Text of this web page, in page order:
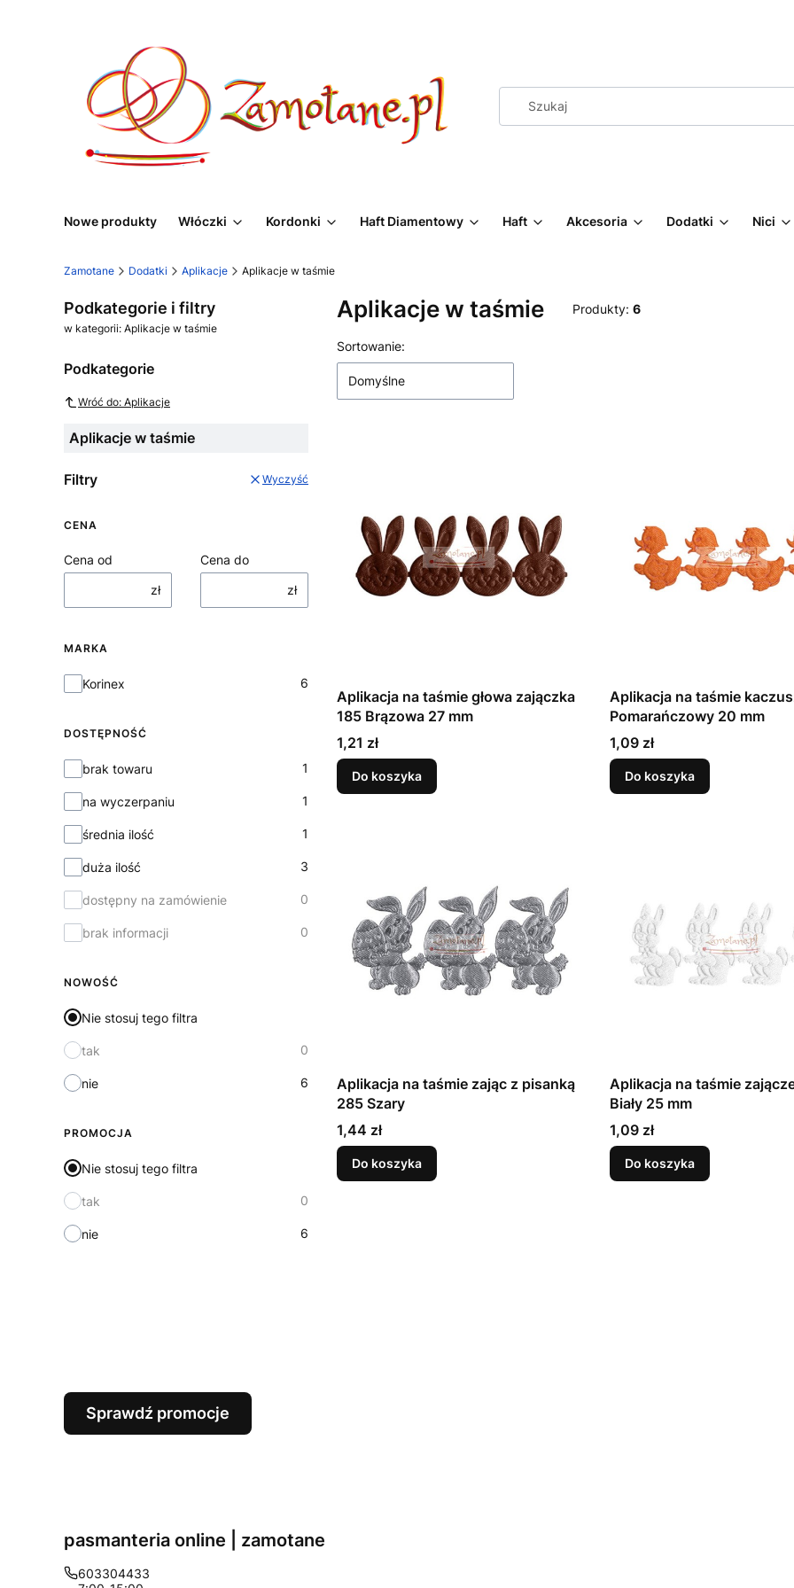
Nowe produkty Włóczki Kordonki Haft Diamentowy Haft Akcesoria Dodatki Nici
Zamotane Dodatki Aplikacje Aplikacje w taśmie
Podkategorie i filtry
w kategorii: Aplikacje w taśmie
Podkategorie
Wróć do: Aplikacje
Aplikacje w taśmie
Filtry Wyczyść
CENA
Cena od
zł
Cena do
zł
MARKA
MarkaKorinex 6
DOSTĘPNOŚĆ
Dostępność
brak towaru 1
na wyczerpaniu 1
średnia ilość 1
duża ilość 3
dostępny na zamówienie 0
brak informacji 0
NOWOŚĆ
Nie stosuj tego filtra
tak 0
nie 6
PROMOCJA
Nie stosuj tego filtra
tak 0
nie 6
Aplikacje w taśmie Produkty: 6
Lista produktów
Sortowanie:
Domyślne
Aplikacja na taśmie głowa zajączka
185 Brązowa 27 mm
Cena
1,21 zł
Do koszyka
Aplikacja na taśmie
Pomarańczowy 20 mm
Cena
1,09 zł
Do koszyka
Aplikacja na taśmie zając z pisanką
285 Szary
Cena
1,44 zł
Do koszyka
Aplikacja na taśmie
Biały 25 mm
Cena
1,09 zł
Do koszyka
Sprawdź promocje
pasmanteria online | zamotane
603304433